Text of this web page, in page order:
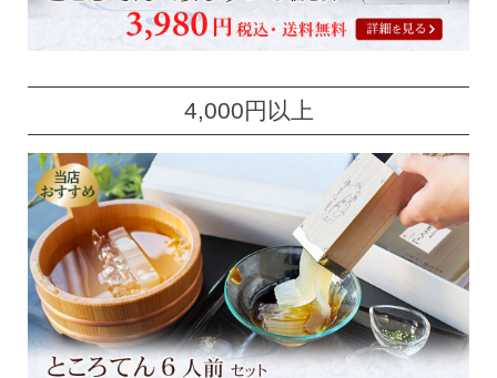
4,000円以上